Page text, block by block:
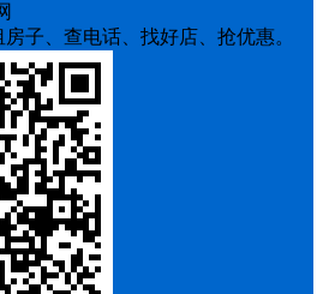
子、查电话、找好店、抢优惠。